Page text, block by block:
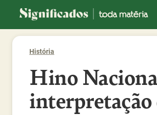
Significados
História
Hino
interpretação